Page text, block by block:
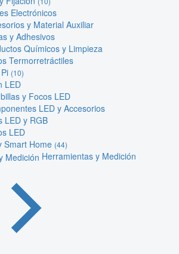
Electrónicos
y Material Auxiliar
y Adhesivos
Químicos y Limpieza
Termorretráctiles
(10)
LED
y Focos LED
LED y Accesorios
LED y RGB
LED
Smart Home (44)
Herramientas y Medición